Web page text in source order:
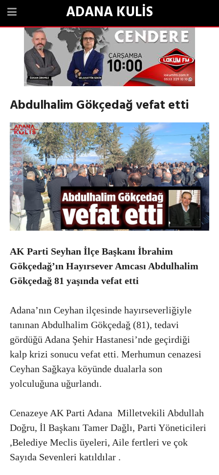
ADANA KULİS
Abdulhalim Gökçedağ vefat etti
AK Parti Seyhan İlçe Başkanı İbrahim
Gökçedağ’ın Hayırsever Amcası Abdulhalim
Gökçedağ 81 yaşında vefat etti
Adana’nın Ceyhan ilçesinde hayırseverliğiyle
tanınan Abdulhalim Gökçedağ (81), tedavi
gördüğü Adana Şehir Hastanesi’nde geçirdiği
kalp krizi sonucu vefat etti. Merhumun cenazesi
Ceyhan Sağkaya köyünde dualarla son
yolculuğuna uğurlandı.
Cenazeye AK Parti Adana Milletvekili Abdullah
Doğru, İl Başkanı Tamer Dağlı, Parti Yöneticileri
,Belediye Meclis üyeleri, Aile fertleri ve çok
Sayıda Sevenleri katıldılar .